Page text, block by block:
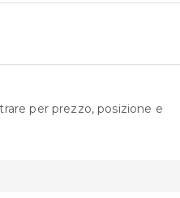
per prezzo, posizione e